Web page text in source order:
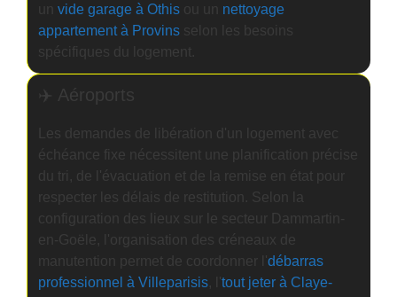
vide garage à Othisou un nettoyage
appartement à Provinsselon les besoins
spécifiques du logement.
✈️ Aéroports
Les demandes de libération d'un logement avec
échéance fixe nécessitent une planification précise
du tri, de l'évacuation et de la remise en état pour
respecter les délais de restitution. Selon la
configuration des lieux sur le secteur Dammartin-
en-Goële, l'organisation des créneaux de
manutention permet de coordonner l'débarras
professionnel à Villeparisis, l'tout jeter à Claye-